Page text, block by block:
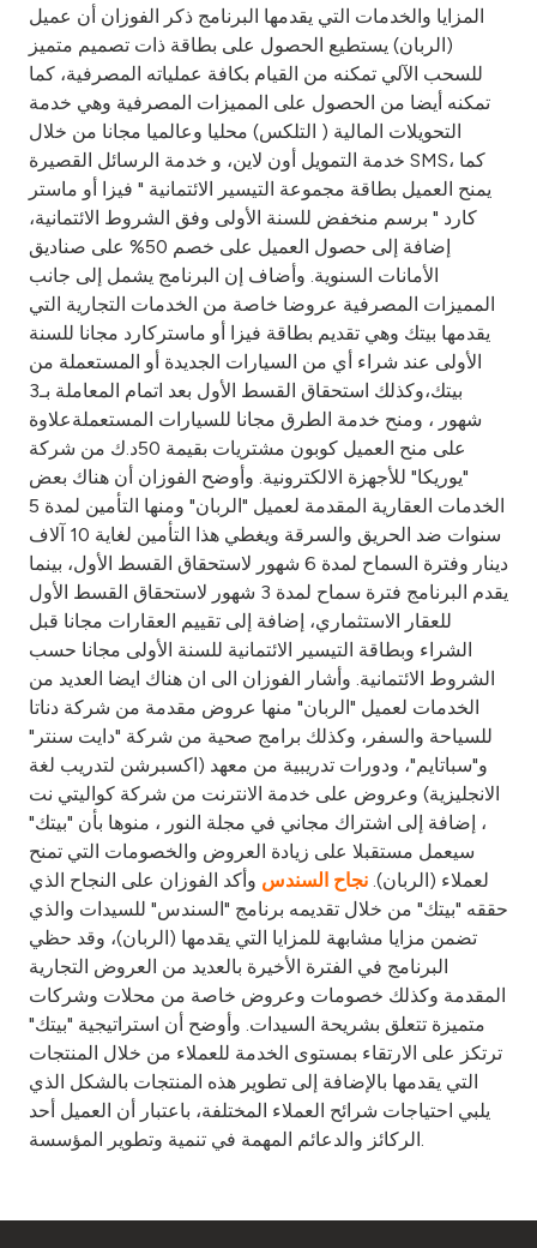
Germany
Malaysia
Turkey
Egypt
UK
Kingdom of Bahrain
المزايا والخدمات التي يقدمها البرنامج ذكر الفوزان أن عميل
(الربان) يستطيع الحصول على بطاقة ذات تصميم متميز
للسحب الآلي تمكنه من القيام بكافة عملياته المصرفية، كما
تمكنه أيضا من الحصول على المميزات المصرفية وهي خدمة
التحويلات المالية ( التلكس) محليا وعالميا مجانا من خلال
خدمة التمويل أون لاين، و خدمة الرسائل القصيرة SMS، كما
يمنح العميل بطاقة مجموعة التيسير الائتمانية " فيزا أو ماستر
كارد " برسم منخفض للسنة الأولى وفق الشروط الائتمانية،
إضافة إلى حصول العميل على خصم 50% على صناديق
الأمانات السنوية. وأضاف إن البرنامج يشمل إلى جانب
المميزات المصرفية عروضا خاصة من الخدمات التجارية التي
يقدمها بيتك وهي تقديم بطاقة فيزا أو ماستركارد مجانا للسنة
الأولى عند شراء أي من السيارات الجديدة أو المستعملة من
بيتك،وكذلك استحقاق القسط الأول بعد اتمام المعاملة بـ3
شهور ، ومنح خدمة الطرق مجانا للسيارات المستعملةعلاوة
على منح العميل كوبون مشتريات بقيمة 50د.ك من شركة
"يوريكا" للأجهزة الالكترونية. وأوضح الفوزان أن هناك بعض
الخدمات العقارية المقدمة لعميل "الربان" ومنها التأمين لمدة 5
سنوات ضد الحريق والسرقة ويغطي هذا التأمين لغاية 10 آلاف
دينار وفترة السماح لمدة 6 شهور لاستحقاق القسط الأول، بينما
يقدم البرنامج فترة سماح لمدة 3 شهور لاستحقاق القسط الأول
للعقار الاستثماري، إضافة إلى تقييم العقارات مجانا قبل
الشراء وبطاقة التيسير الائتمانية للسنة الأولى مجانا حسب
الشروط الائتمانية. وأشار الفوزان الى ان هناك ايضا العديد من
الخدمات لعميل "الربان" منها عروض مقدمة من شركة دناتا
للسياحة والسفر، وكذلك برامج صحية من شركة "دايت سنتر"
و"سباتايم"، ودورات تدريبية من معهد (اكسبرشن لتدريب لغة
الانجليزية) وعروض على خدمة الانترنت من شركة كواليتي نت
، إضافة إلى اشتراك مجاني في مجلة النور ، منوها بأن "بيتك"
سيعمل مستقبلا على زيادة العروض والخصومات التي تمنح
لعملاء (الربان). نجاح السندس وأكد الفوزان على النجاح الذي
حققه "بيتك" من خلال تقديمه برنامج "السندس" للسيدات والذي
تضمن مزايا مشابهة للمزايا التي يقدمها (الربان)، وقد حظي
البرنامج في الفترة الأخيرة بالعديد من العروض التجارية
المقدمة وكذلك خصومات وعروض خاصة من محلات وشركات
متميزة تتعلق بشريحة السيدات. وأوضح أن استراتيجية "بيتك"
ترتكز على الارتقاء بمستوى الخدمة للعملاء من خلال المنتجات
التي يقدمها بالإضافة إلى تطوير هذه المنتجات بالشكل الذي
يلبي احتياجات شرائح العملاء المختلفة، باعتبار أن العميل أحد
الركائز والدعائم المهمة في تنمية وتطوير المؤسسة.